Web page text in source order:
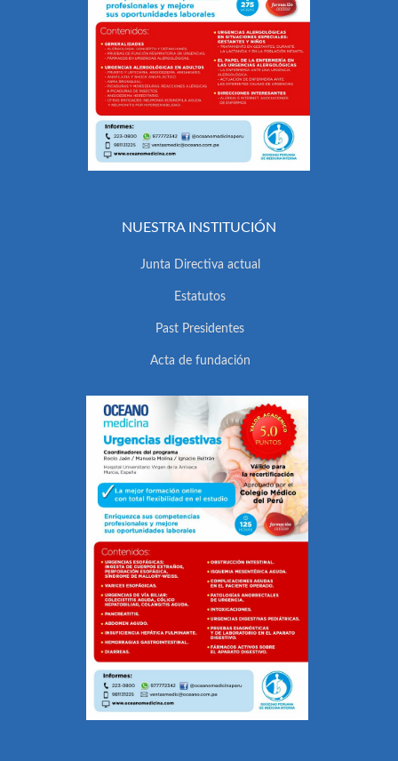
NUESTRA INSTITUCIÓN
Junta Directiva actual
Estatutos
Past Presidentes
Acta de fundación